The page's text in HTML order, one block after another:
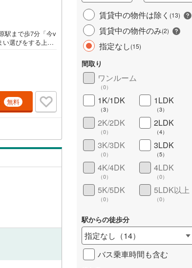
駅まで歩7分「今v
選びをする上で
便利ですが、1回
購入しない」と
ことはありませ
定休日:火・
気軽にご連絡下
）」ボタンより
能です。
無料
賃貸中の物件は除く (13)
賃貸中の物件のみ(2)
指定なし(15)
間取り
ワンルーム
（0）
1K/1DK
（3）
1LDK
（3）
2K/2DK
（0）
2LDK
（4）
3K/3DK
（0）
3LDK
（5）
4K/4DK
（0）
4LDK
（0）
5K/5DK
（0）
5LDK以上
（0）
駅からの徒歩分
指定なし （14）
バス乗車時間も含む
2）
ワイドバルコニー
詳しく見る